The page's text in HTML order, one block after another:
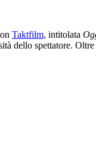
Taktfilm, intitolata
dello spettatore.